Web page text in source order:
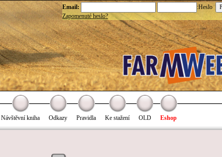
Email:
:Heslo
Zapomenuté heslo?
Návštěvní kniha Odkazy Pravidla Ke stažení OLD Eshop